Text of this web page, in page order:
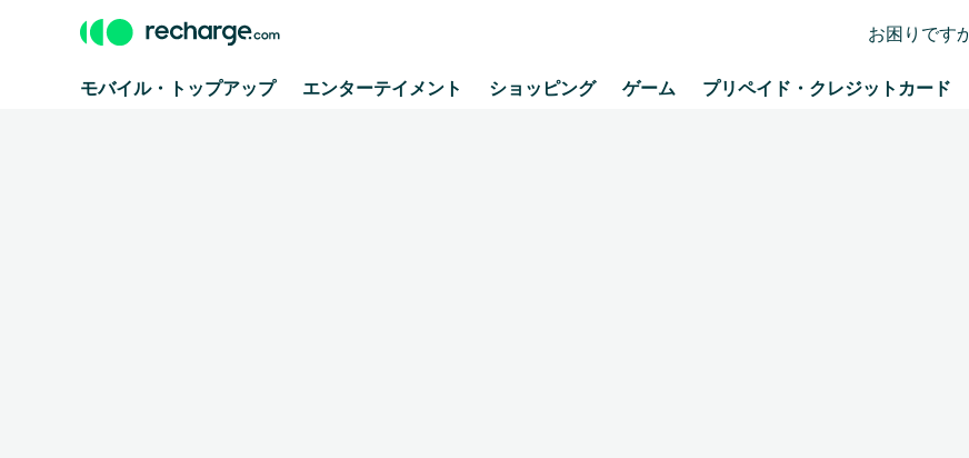
お困りです
モバイル・トップアップ エンターテイメント ショッピング ゲーム プリペイド・クレジットカード